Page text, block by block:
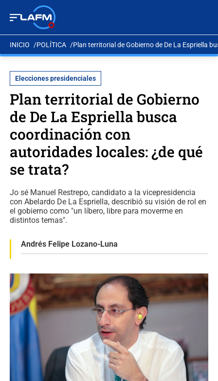
INICIO POLÍTICA Plan territorial de Gobierno de De La Espriella
Elecciones presidenciales
Plan territorial de Gobierno
de De La Espriella busca
coordinación con
autoridades locales: ¿de qué
se trata?
Jo sé Manuel Restrepo, candidato a la vicepresidencia
con Abelardo De La Espriella, describió su visión de rol en
el gobierno como "un líbero, libre para moverme en
distintos temas".
Andrés Felipe Lozano-Luna